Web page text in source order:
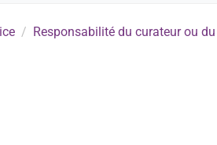
Responsabilité du curateur ou